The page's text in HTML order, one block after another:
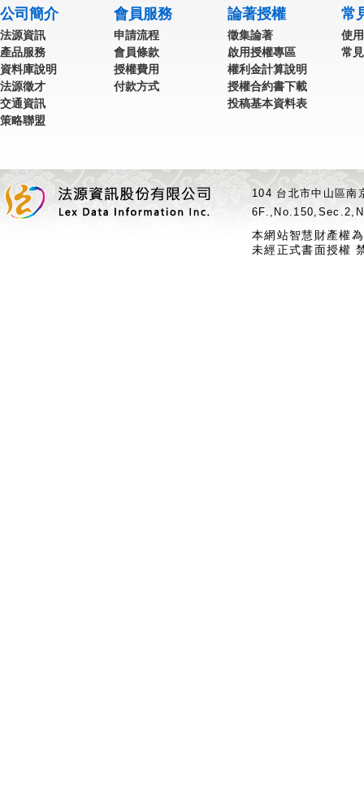
公司簡介
法源資訊
產品服務
資料庫說明
法源徵才
交通資訊
策略聯盟
會員服務
申請流程
會員條款
授權費用
付款方式
論著授權
徵集論著
啟用授權專區
權利金計算說明
授權合約書下載
投稿基本資料表
常
使
常
104 台北市中山區
本網站智慧財產權
未經正式書面授權